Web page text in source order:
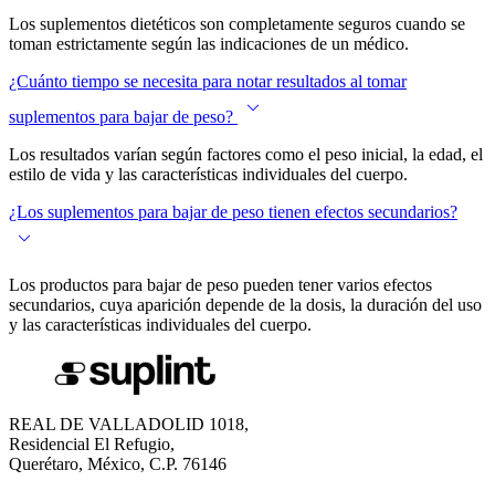
Los suplementos dietéticos son completamente seguros cuando se
toman estrictamente según las indicaciones de un médico.
¿Cuánto tiempo se necesita para notar resultados al tomar
suplementos para bajar de peso?
Los resultados varían según factores como el peso inicial, la edad, el
estilo de vida y las características individuales del cuerpo.
¿Los suplementos para bajar de peso tienen efectos secundarios?
Los productos para bajar de peso pueden tener varios efectos
secundarios, cuya aparición depende de la dosis, la duración del uso
y las características individuales del cuerpo.
REAL DE VALLADOLID 1018,
Residencial El Refugio,
Querétaro, México, C.P. 76146